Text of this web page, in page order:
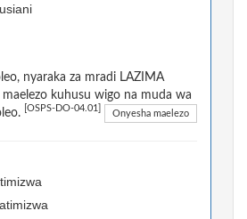
nyaraka za mradi LAZIMA
kuhusu wigo na muda wa
[OSPS-DO-04.01] Onyesha maelezo